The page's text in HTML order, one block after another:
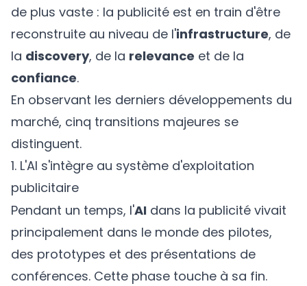
de plus vaste : la publicité est en train d'être
reconstruite au niveau de l'infrastructure, de
la discovery, de la relevance et de la
confiance.
En observant les derniers développements du
marché, cinq transitions majeures se
distinguent.
1. L'AI s'intègre au système d'exploitation
publicitaire
Pendant un temps, l'AI dans la publicité vivait
principalement dans le monde des pilotes,
des prototypes et des présentations de
conférences. Cette phase touche à sa fin.